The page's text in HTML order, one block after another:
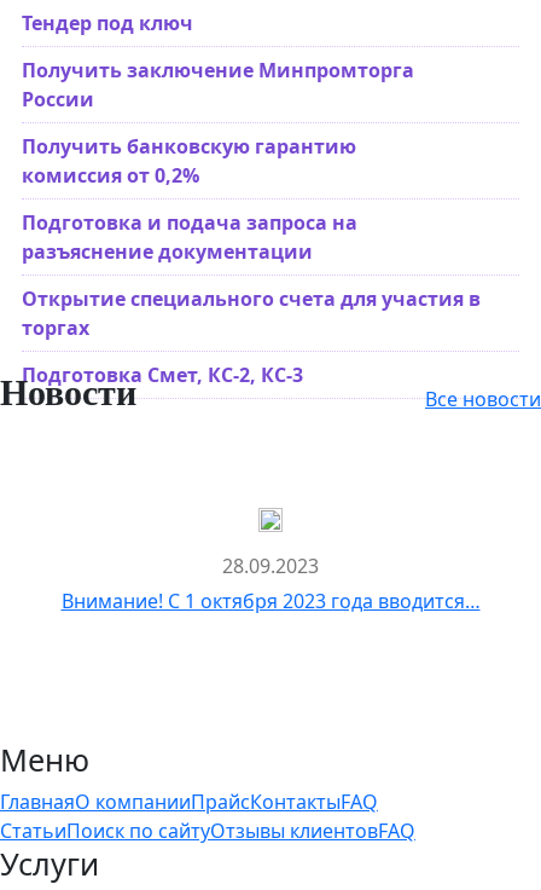
Тендер под ключ
Получить заключение Минпромторга
России
Получить банковскую гарантию
комиссия от 0,2%
Подготовка и подача запроса на
разъяснение документации
Открытие специального счета для участия в
торгах
Подготовка Смет, КС-2, КС-3
Новости Все новости
28.09.2023
Внимание! С 1 октября 2023 года вводится…
Меню
ГлавнаяО компанииПрайсКонтактыFAQ
СтатьиПоиск по сайтуОтзывы клиентовFAQ
Услуги